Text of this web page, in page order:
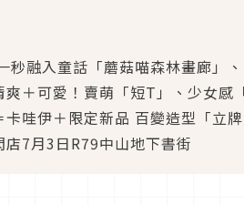
秒融入童話「蘑菇喵森林畫廊」
爽＋可愛！賣萌「短T」、少女感
卡哇伊＋限定新品 百變造型「立
店7月3日R79中山地下書街